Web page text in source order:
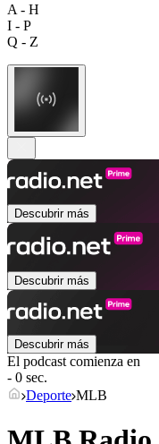
A - H
I - P
Q - Z
Descubrir más
Descubrir más
Descubrir más
El podcast comienza en
- 0 sec.
Deporte MLB